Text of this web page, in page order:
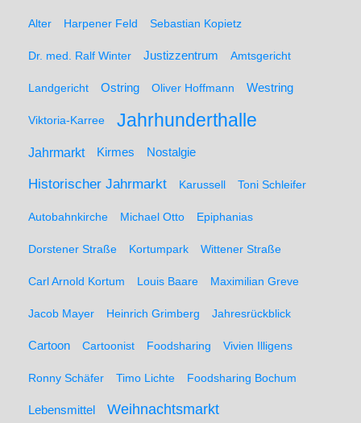
Alter Harpener Feld Sebastian Kopietz
Dr. med. Ralf Winter Justizzentrum Amtsgericht
Landgericht Ostring Oliver Hoffmann Westring
Viktoria-Karree Jahrhunderthalle
Jahrmarkt Kirmes Nostalgie
Historischer Jahrmarkt Karussell Toni Schleifer
Autobahnkirche Michael Otto Epiphanias
Dorstener Straße Kortumpark Wittener Straße
Carl Arnold Kortum Louis Baare Maximilian Greve
Jacob Mayer Heinrich Grimberg Jahresrückblick
Cartoon Cartoonist Foodsharing Vivien Illigens
Ronny Schäfer Timo Lichte Foodsharing Bochum
Lebensmittel Weihnachtsmarkt